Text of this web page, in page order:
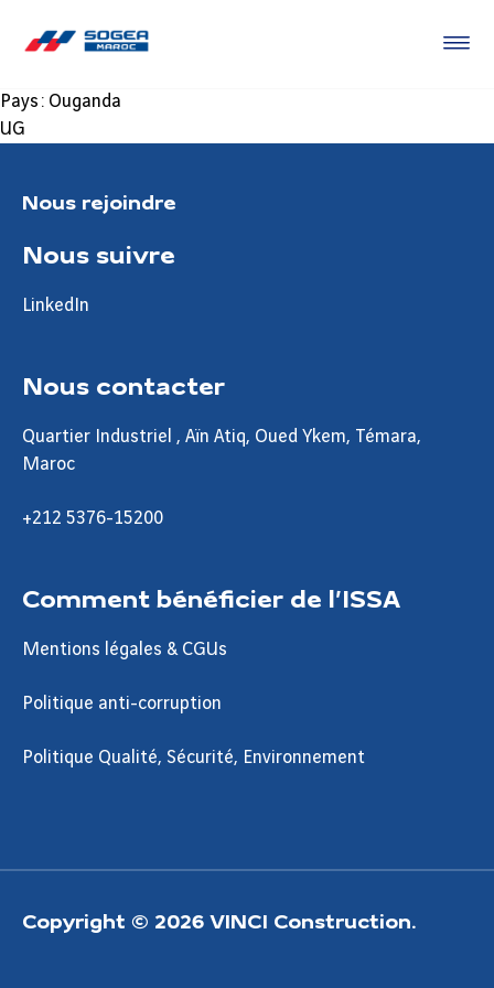
Pays : Ouganda
UG
Nous rejoindre
Nous suivre
LinkedIn
Nous contacter
Quartier Industriel , Aïn Atiq, Oued Ykem, Témara,
Maroc
+212 5376-15200
Comment bénéficier de l’ISSA
Mentions légales & CGUs
Politique anti-corruption
Politique Qualité, Sécurité, Environnement
Copyright © 2026 VINCI Construction.